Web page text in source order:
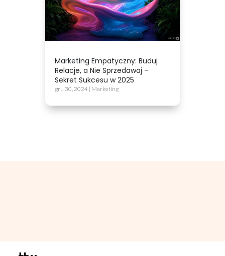
Marketing Empatyczny: Buduj
Relacje, a Nie Sprzedawaj –
Sekret Sukcesu w 2025
gru 30, 2024 | Marketing